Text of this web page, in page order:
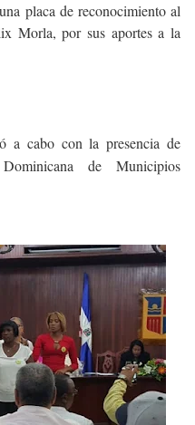
placa de reconocimiento al
Morla, por sus aportes a la
a cabo con la presencia de
de Municipios